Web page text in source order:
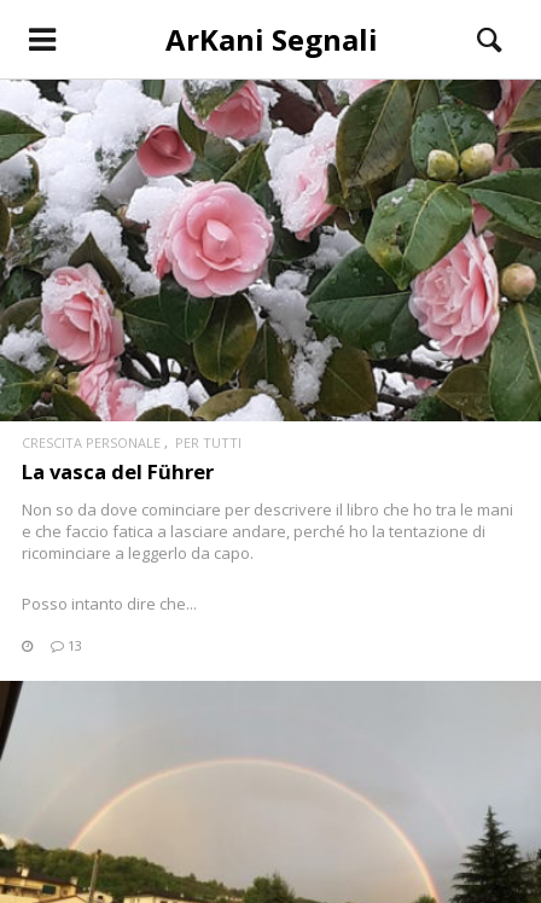
ArKani Segnali
CONTINUA
CRESCITA PERSONALE PER TUTTI
La vasca del Führer
Non so da dove cominciare per descrivere il libro che ho tra le mani
e che faccio fatica a lasciare andare, perché ho la tentazione di
ricominciare a leggerlo da capo.
Posso intanto dire che...
13